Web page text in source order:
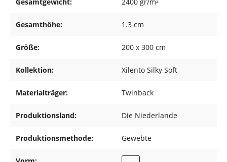
Gesamthöhe: 1.3 cm
Größe: 200 x 300 cm
Kollektion: Xilento Silky Soft
Materialträger: Twinback
Produktionsland: Die Niederlande
Produktionsmethode: Gewebte